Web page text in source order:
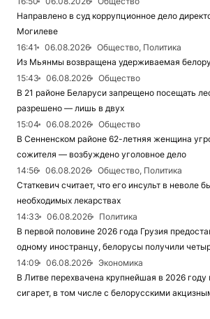
Направлено в суд коррупционное дело
Могилеве
16:41
06.08.2026
Общество, Политика
Из Мьянмы возвращена удерживаемая
15:43
06.08.2026
Общество
В 21 районе Беларуси запрещено посещать
разрешено — лишь в двух
15:04
06.08.2026
Общество
В Сенненском районе 62-летняя женщина
сожителя — возбуждено уголовное дело
14:56
06.08.2026
Общество, Политика
Статкевич считает, что его инсульт в неволе
необходимых лекарствах
14:33
06.08.2026
Политика
В первой половине 2026 года Грузия
одному иностранцу, белорусы получили
14:09
06.08.2026
Экономика
В Литве перехвачена крупнейшая в 2026 году
сигарет, в том числе с белорусскими